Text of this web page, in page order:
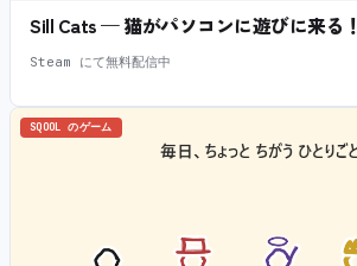
Sill Cats — 猫がパソコンに遊びに来る！
Steam にて無料配信中
SQOOL のゲーム